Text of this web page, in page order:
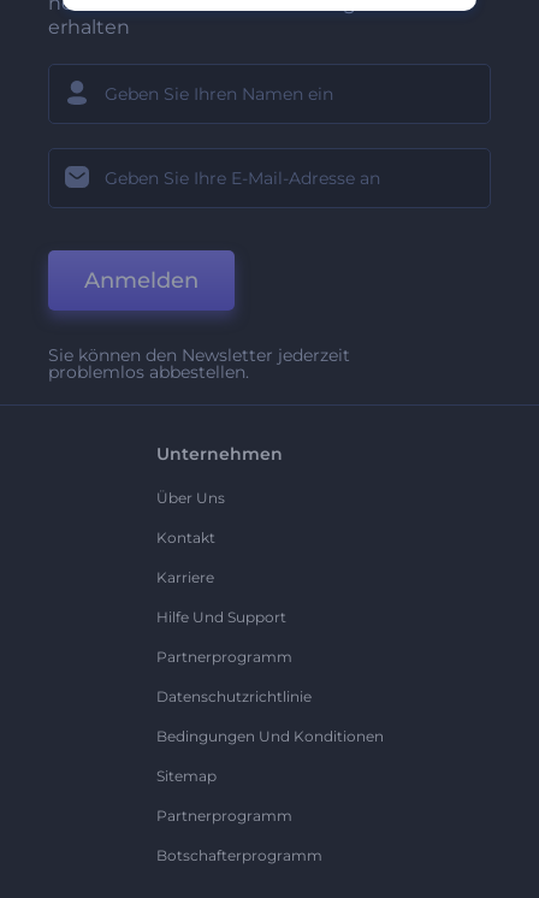
erhalten
Anmelden
Sie können den Newsletter jederzeit
problemlos abbestellen.
Unternehmen
Über Uns
Kontakt
Karriere
Hilfe Und Support
Partnerprogramm
Datenschutzrichtlinie
Bedingungen Und Konditionen
Sitemap
Partnerprogramm
Botschafterprogramm